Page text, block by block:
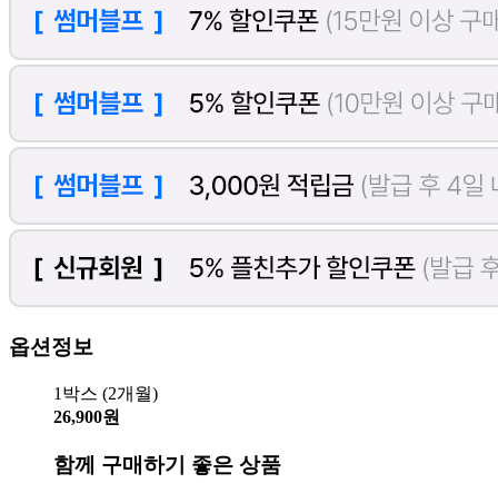
옵션정보
1박스 (2개월)
26,900원
함께 구매하기 좋은 상품